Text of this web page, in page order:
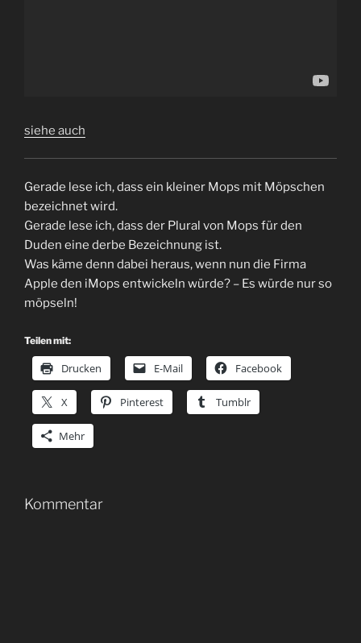
siehe auch
Gerade lese ich, dass ein kleiner Mops mit Möpschen
bezeichnet wird.
Gerade lese ich, dass der Plural von Mops für den
Duden eine derbe Bezeichnung ist.
Was käme denn dabei heraus, wenn nun die Firma
Apple den iMops entwickeln würde? – Es würde nur so
möpseln!
Teilen mit:
Drucken E-Mail Facebook
X Pinterest Tumblr
Mehr
Kommentar